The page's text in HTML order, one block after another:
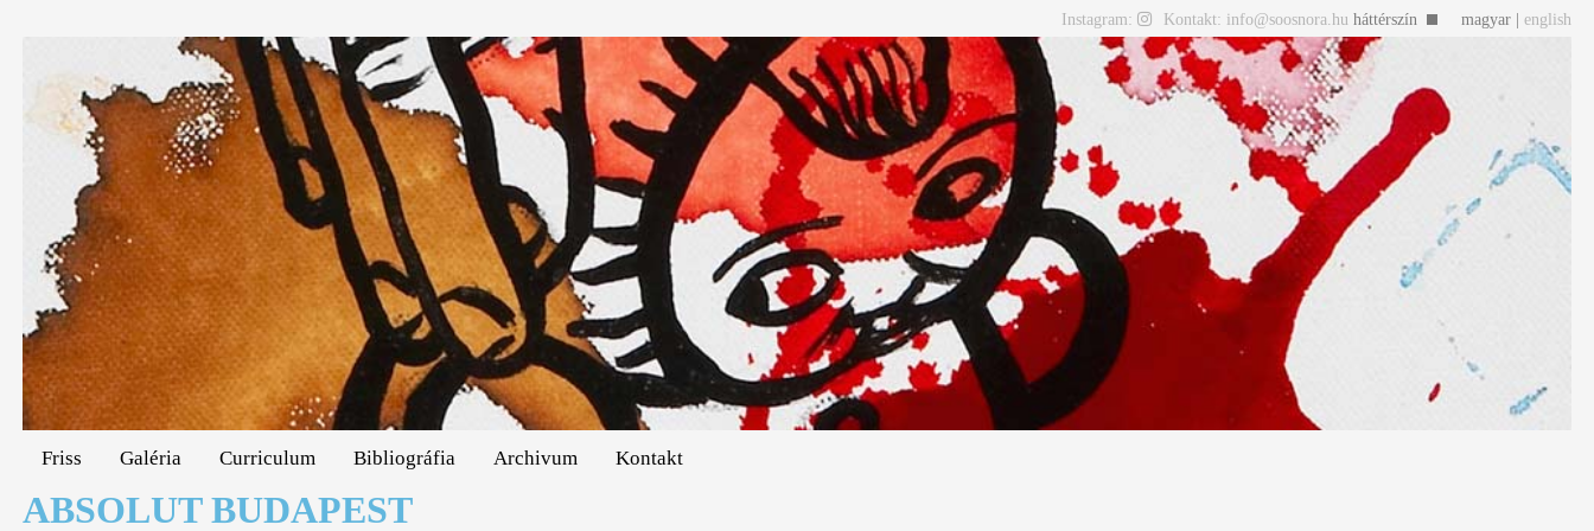
Instagram: Kontakt: info@soosnora.hu háttérszín magyar | english
Friss Galéria Curriculum Bibliográfia Archivum Kontakt
ABSOLUT BUDAPEST